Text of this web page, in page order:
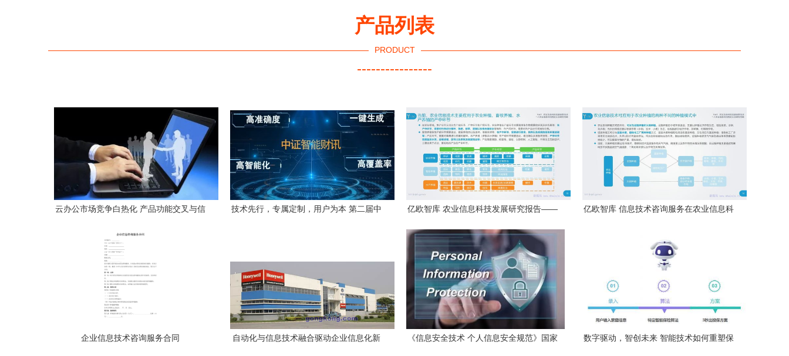
产品列表
PRODUCT
----------------
云办公市场竞争白热化 产品功能交叉与信
技术先行，专属定制，用户为本 第二届中
亿欧智库 农业信息科技发展研究报告——
亿欧智库 信息技术咨询服务在农业信息科
企业信息技术咨询服务合同
自动化与信息技术融合驱动企业信息化新
《信息安全技术 个人信息安全规范》国家
数字驱动，智创未来 智能技术如何重塑保